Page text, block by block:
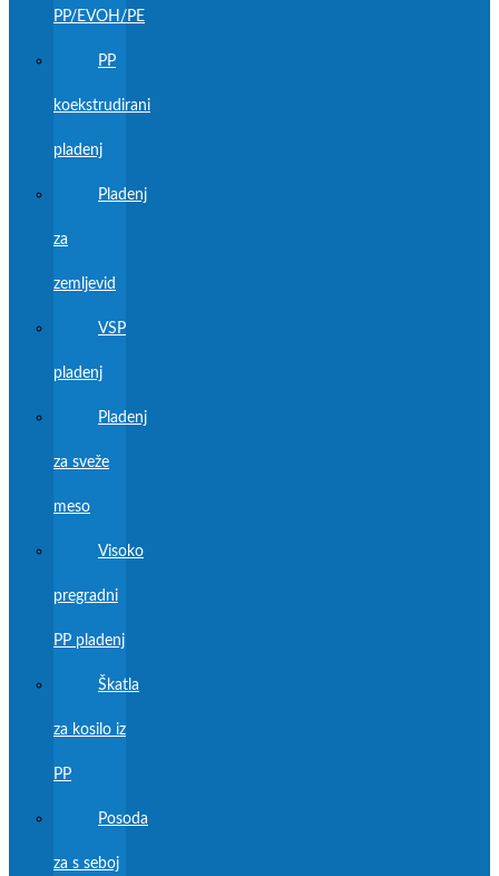
PP/EVOH/PE
PP
koekstrudirani
pladenj
Pladenj
za
zemljevid
VSP
pladenj
Pladenj
za sveže
meso
Visoko
pregradni
PP pladenj
Škatla
za kosilo iz
PP
Posoda
za s seboj